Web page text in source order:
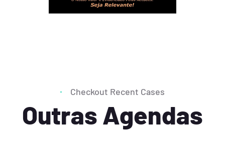
Checkout Recent Cases
Outras Agendas